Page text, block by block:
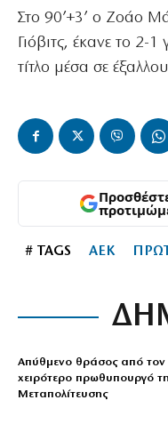
Στο 90’+3’ ο Ζοάο
Γιόβιτς, έκανε το 2-
τίτλο μέσα σε
# TAGS ΑΕΚ
Απύθμενο θράσος από τον
χειρότερο πρωθυπουργό
Μεταπολίτευσης